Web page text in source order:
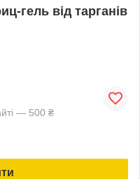
гель від тарганів
— 500 ₴